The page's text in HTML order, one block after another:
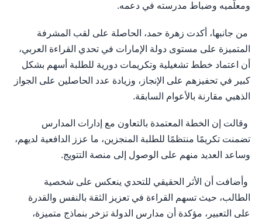
ومعلّميه وضباط مدرسته في دعمه.
من جانبها، أكدت زهرة حمد، الحاصلة على لقب المشرفة
المتميزة على مستوى دولة الإمارات في تحدي القراءة العربي،
أن اعتماد خطط تشغيلية وتكريمات دورية للطلبة أسهم بشكل
كبير في تحفيزهم على الإنجاز، وزيادة عدد الحاصلين على الجواز
الذهبي مقارنة بالأعوام السابقة.
وقالت إن الخطة المعتمدة بالتعاون مع إدارات المدارس
تضمنت تكريمًا منتظمًا للطلبة المنجزين، ما عزز الدافعية لديهم،
وساعد العديد منهم على الوصول إلى منصة التتويج.
وأضافت أن الأثر الحقيقي للتحدي ينعكس على شخصية
الطالب، حيث تسهم القراءة في تعزيز الثقة بالنفس والقدرة
على التعبير، مؤكدة أن مدارس الدولة تزخر بنماذج متميزة،